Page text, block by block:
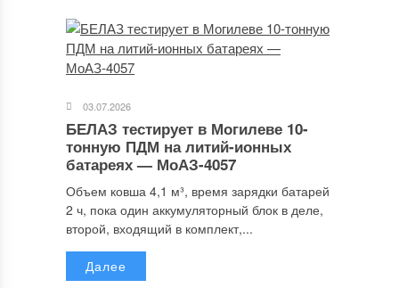
03.07.2026
БЕЛАЗ тестирует в Могилеве 10-
тонную ПДМ на литий-ионных
батареях — МоАЗ-4057
Объем ковша 4,1 м³, время зарядки батарей
2 ч, пока один аккумуляторный блок в деле,
второй, входящий в комплект,...
Далее